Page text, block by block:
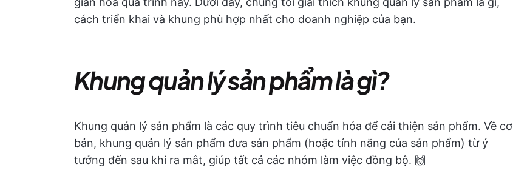
cách triển khai và khung phù hợp nhất cho doanh nghiệp của bạn.
Khung quản lý sản phẩm là gì?
Khung quản lý sản phẩm là các quy trình tiêu chuẩn hóa để cải thiện sản phẩm. Về cơ
bản, khung quản lý sản phẩm đưa sản phẩm (hoặc tính năng của sản phẩm) từ ý
tưởng đến sau khi ra mắt, giúp tất cả các nhóm làm việc đồng bộ. 🙌